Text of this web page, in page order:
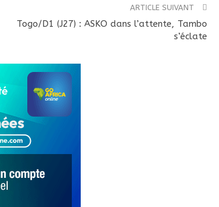
ARTICLE SUIVANT
Togo/D1 (J27) : ASKO dans l’attente, Tambo
s’éclate